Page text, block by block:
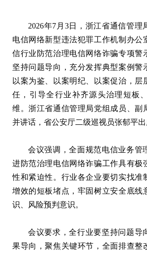
2026年7月3日，浙江省通信管理
电信网络新型违法犯罪工作机制办公
信行业防范治理电信网络诈骗专项警
坚持问题导向，充分发挥典型案例警
以案为鉴、以案明纪、以案促治，层
任，引导全行业补齐源头治理短板
维。浙江省通信管理局党组成员、副
并讲话，省公安厅二级巡视员张郁平出
会议强调，全面规范电信业务管
进防范治理电信网络诈骗工作具有极
性和紧迫性。行业各企业要切实找准
增效的短板堵点，牢固树立安全底线
识、风险预判意识。
会议要求，全行业要坚持问题导
果导向，聚焦关键环节，全面排查整